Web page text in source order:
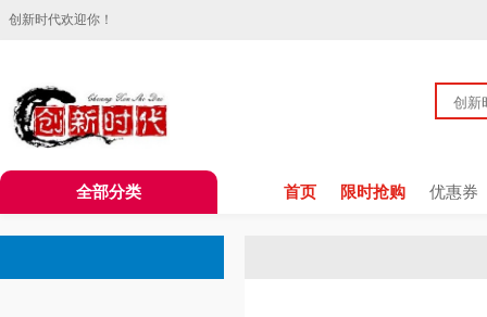
创新时代欢迎你！
全部分类 首页 限时抢购 优惠券